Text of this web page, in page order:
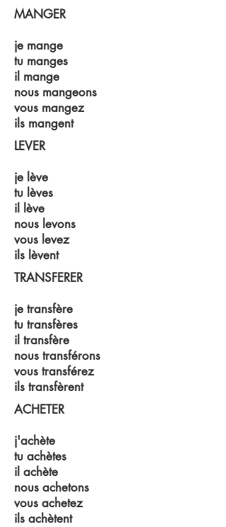
MANGER
je mange
tu manges
il mange
nous mangeons
vous mangez
ils mangent
LEVER
je lève
tu lèves
il lève
nous levons
vous levez
ils lèvent
TRANSFERER
je transfère
tu transfères
il transfère
nous transférons
vous transférez
ils transfèrent
ACHETER
j'achète
tu achètes
il achète
nous achetons
vous achetez
ils achètent